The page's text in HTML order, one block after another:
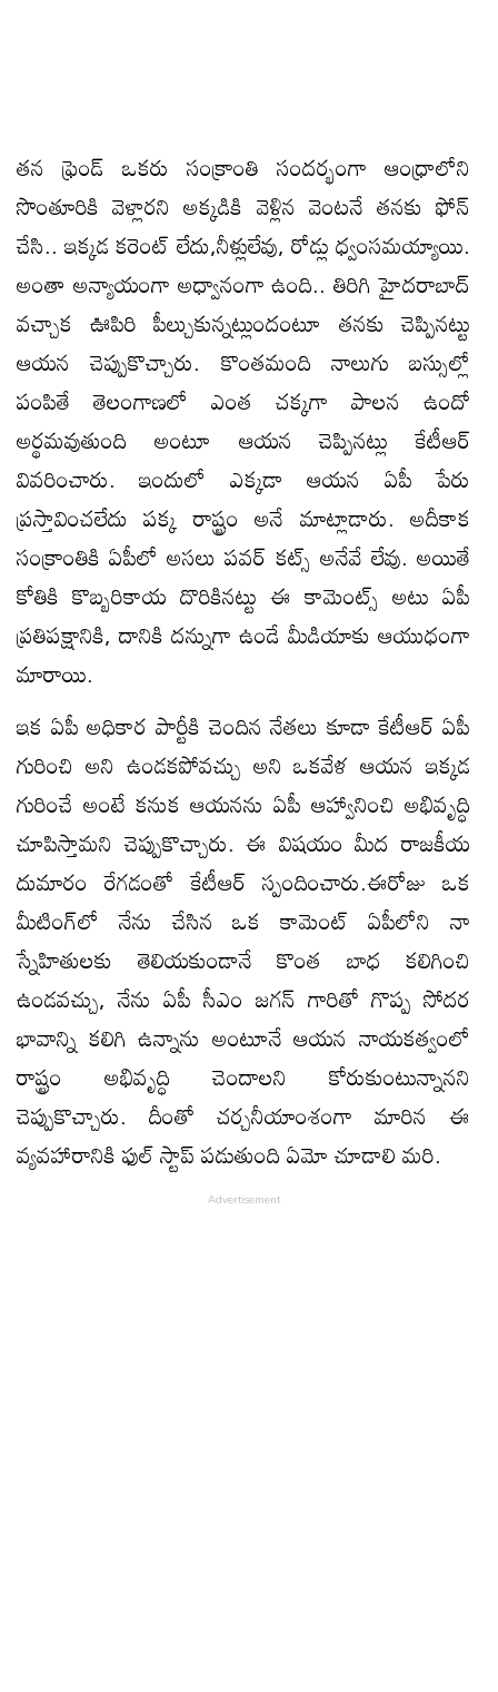
తన ఫ్రెండ్ ఒకరు సంక్రాంతి సందర్భంగా ఆంధ్రాలోని
సొంతూరికి వెళ్లారని అక్కడికి వెళ్లిన వెంటనే తనకు ఫోన్
చేసి.. ఇక్కడ కరెంట్ లేదు,నీళ్లులేవు, రోడ్లు ధ్వంసమయ్యాయి.
అంతా అన్యాయంగా అధ్వానంగా ఉంది.. తిరిగి హైదరాబాద్
వచ్చాక ఊపిరి పీల్చుకున్నట్లుందంటూ తనకు చెప్పినట్టు
ఆయన చెప్పుకొచ్చారు. కొంతమంది నాలుగు బస్సుల్లో
పంపితే తెలంగాణలో ఎంత చక్కగా పాలన ఉందో
అర్థమవుతుంది అంటూ ఆయన చెప్పినట్లు కేటీఆర్
వివరించారు. ఇందులో ఎక్కడా ఆయన ఏపీ పేరు
ప్రస్తావించలేదు పక్క రాష్ట్రం అనే మాట్లాడారు. అదీకాక
సంక్రాంతికి ఏపీలో అసలు పవర్ కట్స్ అనేవే లేవు. అయితే
కోతికి కొబ్బరికాయ దొరికినట్టు ఈ కామెంట్స్ అటు ఏపీ
ప్రతిపక్షానికి, దానికి దన్నుగా ఉండే మీడియాకు ఆయుధంగా
మారాయి.
ఇక ఏపీ అధికార పార్టీకి చెందిన నేతలు కూడా కేటీఆర్ ఏపీ
గురించి అని ఉండకపోవచ్చు అని ఒకవేళ ఆయన ఇక్కడ
గురించే అంటే కనుక ఆయనను ఏపీ ఆహ్వానించి అభివృద్ధి
చూపిస్తామని చెప్పుకొచ్చారు. ఈ విషయం మీద రాజకీయ
దుమారం రేగడంతో కేటీఆర్ స్పందించారు.ఈరోజు ఒక
మీటింగ్‌లో నేను చేసిన ఒక కామెంట్ ఏపీలోని నా
స్నేహితులకు తెలియకుండానే కొంత బాధ కలిగించి
ఉండవచ్చు, నేను ఏపీ సీఎం జగన్ గారితో గొప్ప సోదర
భావాన్ని కలిగి ఉన్నాను అంటూనే ఆయన నాయకత్వంలో
రాష్ట్రం అభివృద్ధి చెందాలని కోరుకుంటున్నానని
చెప్పుకొచ్చారు. దీంతో చర్చనీయాంశంగా మారిన ఈ
వ్యవహారానికి ఫుల్ స్టాప్ పడుతుంది ఏమో చూడాలి మరి.